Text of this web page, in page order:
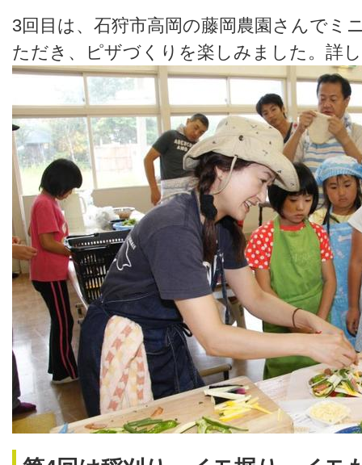
3回目は、石狩市高岡の藤岡農園さんでミ
ただき、ピザづくりを楽しみました。詳